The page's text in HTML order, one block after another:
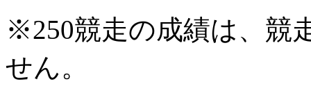
※250競走の成績は、競
せん。